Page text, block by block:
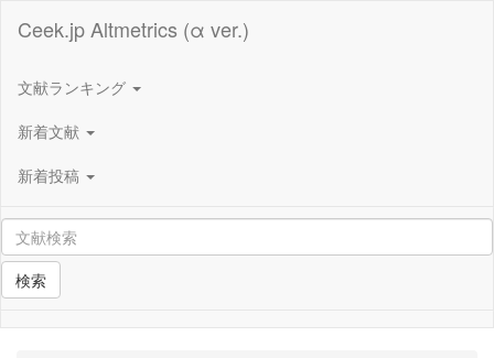
Ceek.jp Altmetrics (α ver.)
文献ランキング
新着文献
新着投稿
検索